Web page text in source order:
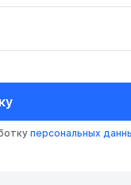
персональных